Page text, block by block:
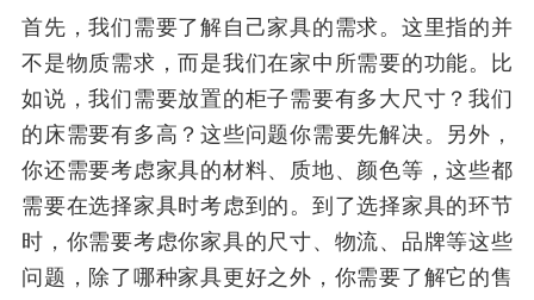
首先，我们需要了解自己家具的需求。这里指的并
不是物质需求，而是我们在家中所需要的功能。比
如说，我们需要放置的柜子需要有多大尺寸？我们
的床需要有多高？这些问题你需要先解决。另外，
你还需要考虑家具的材料、质地、颜色等，这些都
需要在选择家具时考虑到的。到了选择家具的环节
时，你需要考虑你家具的尺寸、物流、品牌等这些
问题，除了哪种家具更好之外，你需要了解它的售